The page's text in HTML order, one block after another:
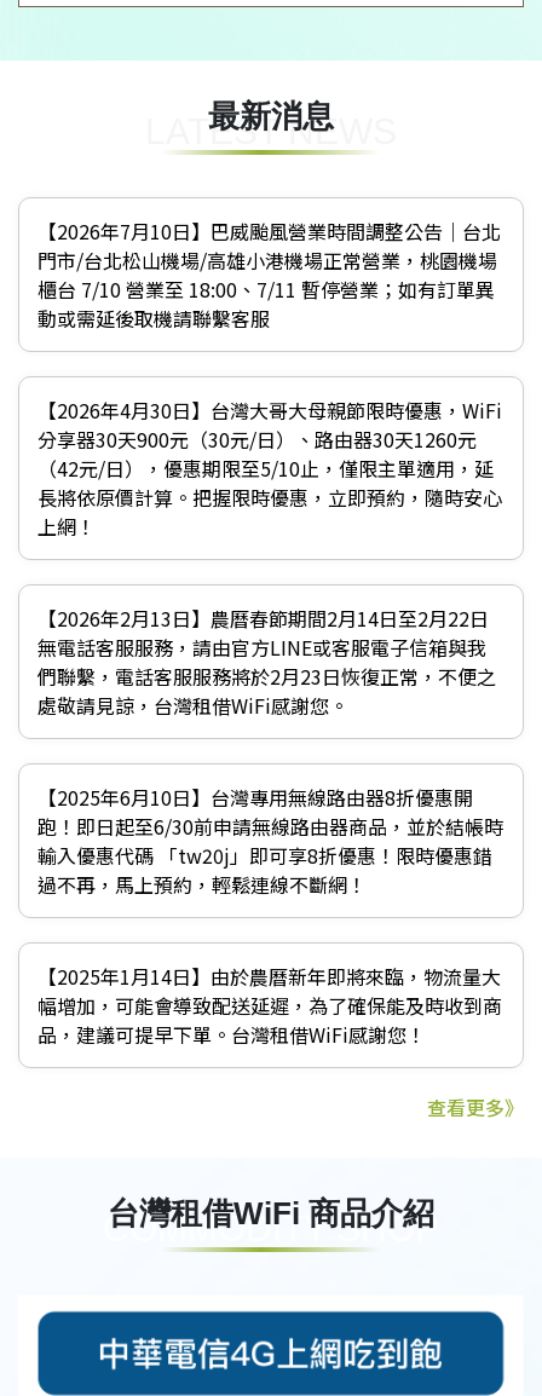
LATEST NEWS
最新消息
【2026年7月10日】巴威颱風營業時間調整公告｜台北
門市/台北松山機場/高雄小港機場正常營業，桃園機場
櫃台 7/10 營業至 18:00、7/11 暫停營業；如有訂單異
動或需延後取機請聯繫客服
【2026年4月30日】台灣大哥大母親節限時優惠，WiFi
分享器30天900元（30元/日）、路由器30天1260元
（42元/日），優惠期限至5/10止，僅限主單適用，延
長將依原價計算。把握限時優惠，立即預約，隨時安心
上網！
【2026年2月13日】農曆春節期間2月14日至2月22日
無電話客服服務，請由官方LINE或客服電子信箱與我
們聯繫，電話客服服務將於2月23日恢復正常，不便之
處敬請見諒，台灣租借WiFi感謝您。
【2025年6月10日】台灣專用無線路由器8折優惠開
跑！即日起至6/30前申請無線路由器商品，並於結帳時
輸入優惠代碼 「tw20j」即可享8折優惠！限時優惠錯
過不再，馬上預約，輕鬆連線不斷網！
【2025年1月14日】由於農曆新年即將來臨，物流量大
幅增加，可能會導致配送延遲，為了確保能及時收到商
品，建議可提早下單。台灣租借WiFi感謝您！
查看更多》
COMMODITY SHOP
台灣租借WiFi 商品介紹